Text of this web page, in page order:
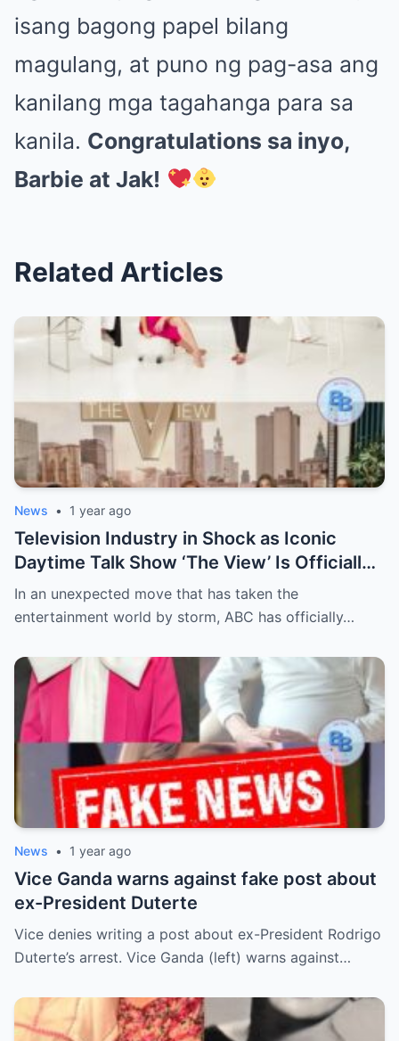
isang bagong papel bilang
magulang, at puno ng pag-asa ang
kanilang mga tagahanga para sa
kanila. Congratulations sa inyo,
Barbie at Jak!
Related Articles
News • 1 year ago
Television Industry in Shock as Iconic
Daytime Talk Show ‘The View’ Is Officially
Canceled After Decades—Insiders Reveal
Behind-the-Scenes Drama, Ratings
Led to Its Sudden Demise
In an unexpected move that has taken the
entertainment world by storm, ABC has officially…
News • 1 year ago
Vice Ganda warns against fake post about
ex-President Duterte
Vice denies writing a post about ex-President Rodrigo
Duterte’s arrest. Vice Ganda (left) warns against…